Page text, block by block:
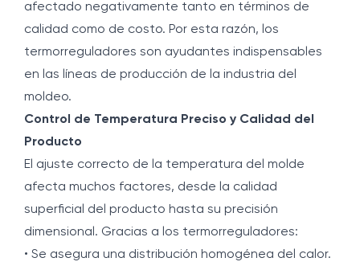
afectado negativamente tanto en términos de
calidad como de costo. Por esta razón, los
termorreguladores son ayudantes indispensables
en las líneas de producción de la industria del
moldeo.
Control de Temperatura Preciso y Calidad del
Producto
El ajuste correcto de la temperatura del molde
afecta muchos factores, desde la calidad
superficial del producto hasta su precisión
dimensional. Gracias a los termorreguladores:
• Se asegura una distribución homogénea del calor.